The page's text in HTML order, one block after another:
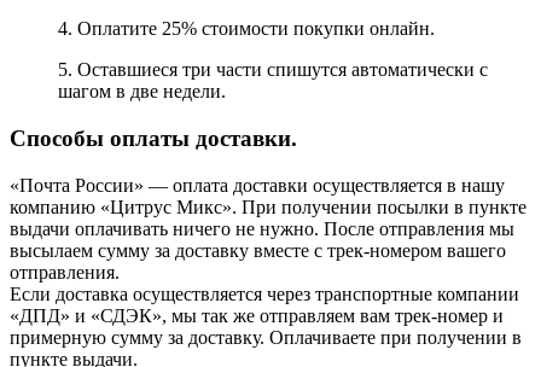
4. Оплатите 25% стоимости покупки онлайн.
5. Оставшиеся три части спишутся автоматически с
шагом в две недели.
Способы оплаты доставки.
«Почта России» — оплата доставки осуществляется в нашу
компанию «Цитрус Микс». При получении посылки в пункте
выдачи оплачивать ничего не нужно. После отправления мы
высылаем сумму за доставку вместе с трек-номером вашего
отправления.
Если доставка осуществляется через транспортные компании
«ДПД» и «СДЭК», мы так же отправляем вам трек-номер и
примерную сумму за доставку. Оплачиваете при получении в
пункте выдачи.